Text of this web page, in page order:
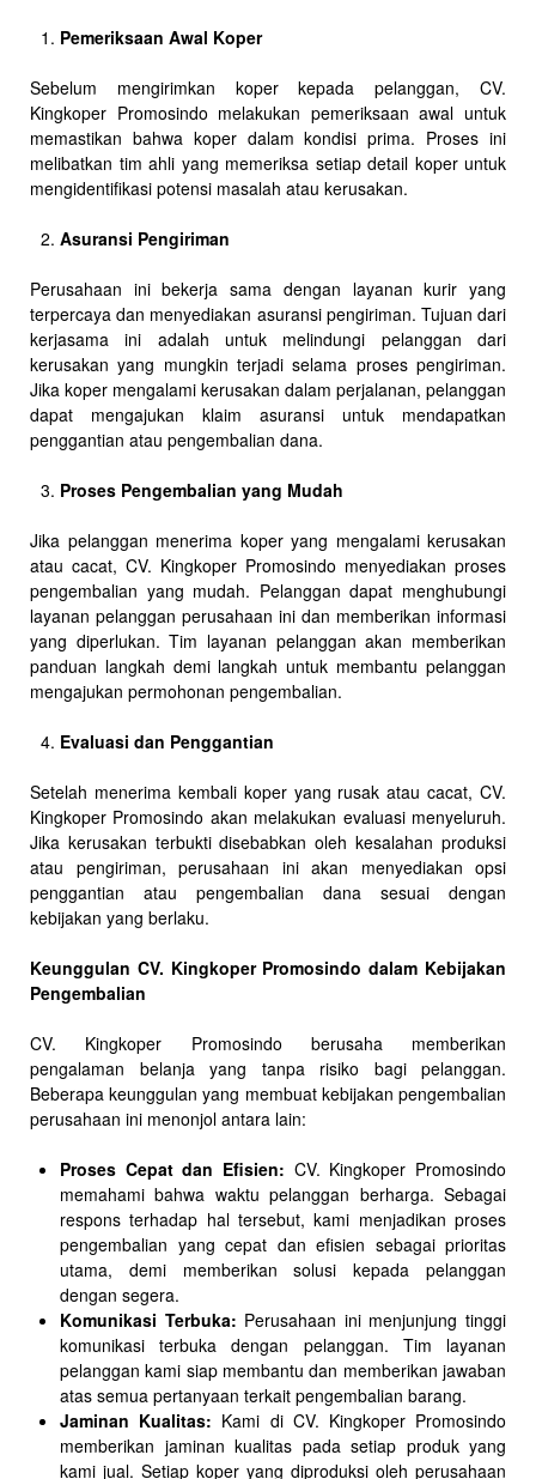
Pemeriksaan Awal Koper
Sebelum mengirimkan koper kepada pelanggan, CV.
Kingkoper Promosindo melakukan pemeriksaan awal untuk
memastikan bahwa koper dalam kondisi prima. Proses ini
melibatkan tim ahli yang memeriksa setiap detail koper untuk
mengidentifikasi potensi masalah atau kerusakan.
Asuransi Pengiriman
Perusahaan ini bekerja sama dengan layanan kurir yang
terpercaya dan menyediakan asuransi pengiriman. Tujuan dari
kerjasama ini adalah untuk melindungi pelanggan dari
kerusakan yang mungkin terjadi selama proses pengiriman.
Jika koper mengalami kerusakan dalam perjalanan, pelanggan
dapat mengajukan klaim asuransi untuk mendapatkan
penggantian atau pengembalian dana.
Proses Pengembalian yang Mudah
Jika pelanggan menerima koper yang mengalami kerusakan
atau cacat, CV. Kingkoper Promosindo menyediakan proses
pengembalian yang mudah. Pelanggan dapat menghubungi
layanan pelanggan perusahaan ini dan memberikan informasi
yang diperlukan. Tim layanan pelanggan akan memberikan
panduan langkah demi langkah untuk membantu pelanggan
mengajukan permohonan pengembalian.
Evaluasi dan Penggantian
Setelah menerima kembali koper yang rusak atau cacat, CV.
Kingkoper Promosindo akan melakukan evaluasi menyeluruh.
Jika kerusakan terbukti disebabkan oleh kesalahan produksi
atau pengiriman, perusahaan ini akan menyediakan opsi
penggantian atau pengembalian dana sesuai dengan
kebijakan yang berlaku.
Keunggulan CV. Kingkoper Promosindo dalam Kebijakan
Pengembalian
CV. Kingkoper Promosindo berusaha memberikan
pengalaman belanja yang tanpa risiko bagi pelanggan.
Beberapa keunggulan yang membuat kebijakan pengembalian
perusahaan ini menonjol antara lain:
Proses Cepat dan Efisien: CV. Kingkoper Promosindo
memahami bahwa waktu pelanggan berharga. Sebagai
respons terhadap hal tersebut, kami menjadikan proses
pengembalian yang cepat dan efisien sebagai prioritas
utama, demi memberikan solusi kepada pelanggan
dengan segera.
Komunikasi Terbuka: Perusahaan ini menjunjung tinggi
komunikasi terbuka dengan pelanggan. Tim layanan
pelanggan kami siap membantu dan memberikan jawaban
atas semua pertanyaan terkait pengembalian barang.
Jaminan Kualitas: Kami di CV. Kingkoper Promosindo
memberikan jaminan kualitas pada setiap produk yang
kami jual. Setiap koper yang diproduksi oleh perusahaan